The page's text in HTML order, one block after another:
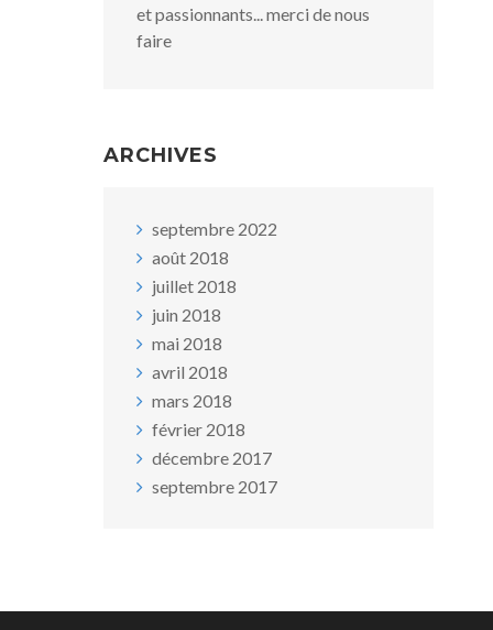
et passionnants... merci de nous
faire
ARCHIVES
septembre 2022
août 2018
juillet 2018
juin 2018
mai 2018
avril 2018
mars 2018
février 2018
décembre 2017
septembre 2017